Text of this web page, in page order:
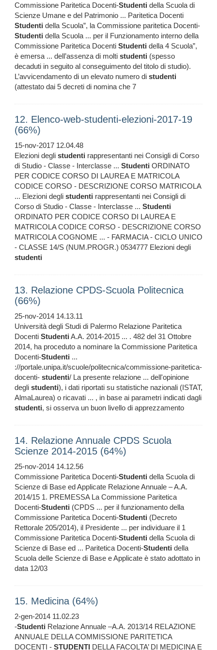
Commissione Paritetica Docenti-Studenti della Scuola di
Scienze Umane e del Patrimonio ... Paritetica Docenti
Studenti della Scuola”, la Commissione paritetica Docenti-
Studenti della Scuola ... per il Funzionamento interno della
Commissione Paritetica Docenti Studenti della 4 Scuola”,
è emersa ... dell’assenza di molti studenti (spesso
decaduti in seguito al conseguimento del titolo di studio).
L’avvicendamento di un elevato numero di studenti
(attestato dai 5 decreti di nomina che 7
12. Elenco-web-studenti-elezioni-2017-19
(66%)
15-nov-2017 12.04.48
Elezioni degli studenti rappresentanti nei Consigli di Corso
di Studio - Classe - Interclasse ... Studenti ORDINATO
PER CODICE CORSO DI LAUREA E MATRICOLA
CODICE CORSO - DESCRIZIONE CORSO MATRICOLA
... Elezioni degli studenti rappresentanti nei Consigli di
Corso di Studio - Classe - Interclasse ... Studenti
ORDINATO PER CODICE CORSO DI LAUREA E
MATRICOLA CODICE CORSO - DESCRIZIONE CORSO
MATRICOLA COGNOME ... - FARMACIA - CICLO UNICO
- CLASSE 14/S (NUM.PROGR.) 0534777 Elezioni degli
studenti
13. Relazione CPDS-Scuola Politecnica
(66%)
25-nov-2014 14.13.11
Università degli Studi di Palermo Relazione Paritetica
Docenti Studenti A.A. 2014-2015 ... . 482 del 31 Ottobre
2014, ha proceduto a nominare la Commissione Paritetica
Docenti-Studenti ...
://portale.unipa.it/scuole/politecnica/commissione-paritetica-
docenti- studenti/ La presente relazione ... dell'opinione
degli studenti), i dati riportati su statistiche nazionali (ISTAT,
AlmaLaurea) o ricavati ... , in base ai parametri indicati dagli
studenti, si osserva un buon livello di apprezzamento
14. Relazione Annuale CPDS Scuola
Scienze 2014-2015 (64%)
25-nov-2014 14.12.56
Commissione Paritetica Docenti-Studenti della Scuola di
Scienze di Base ed Applicate Relazione Annuale – A.A.
2014/15 1. PREMESSA La Commissione Paritetica
Docenti-Studenti (CPDS ... per il funzionamento della
Commissione Paritetica Docenti-Studenti (Decreto
Rettorale 205/2014), il Presidente ... per individuare il 1
Commissione Paritetica Docenti-Studenti della Scuola di
Scienze di Base ed ... Paritetica Docenti-Studenti della
Scuola delle Scienze di Base e Applicate è stato adottato in
data 12/03
15. Medicina (64%)
2-gen-2014 11.02.23
-Studenti Relazione Annuale –A.A. 2013/14 RELAZIONE
ANNUALE DELLA COMMISSIONE PARITETICA
DOCENTI - STUDENTI DELLA FACOLTA’ DI MEDICINA E